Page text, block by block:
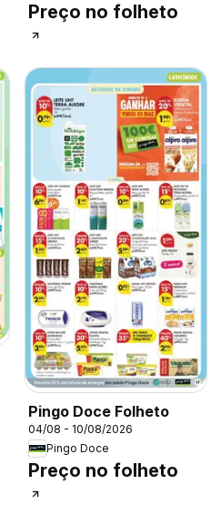
Preço no folheto
Pingo Doce Folheto
04/08 - 10/08/2026
Pingo Doce
Preço no folheto